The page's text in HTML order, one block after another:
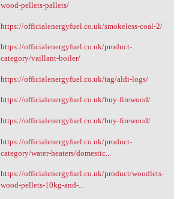
wood-pellets-pallets/
https://officialenergyfuel.co.uk/smokeless-coal-2/
https://officialenergyfuel.co.uk/product-
category/vaillant-boiler/
https://officialenergyfuel.co.uk/tag/aldi-logs/
https://officialenergyfuel.co.uk/buy-firewood/
https://officialenergyfuel.co.uk/buy-firewood/
https://officialenergyfuel.co.uk/product-
category/water-heaters/domestic...
https://officialenergyfuel.co.uk/product/woodlets-
wood-pellets-10kg-and-...